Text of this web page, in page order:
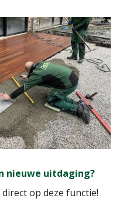
nieuwe uitdaging?
op deze functie!